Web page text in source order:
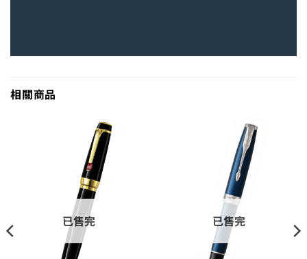
相關商品
已售完 已售完